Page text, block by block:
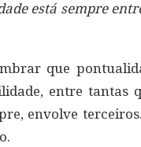
está sempre
que
entre tantas
envolve